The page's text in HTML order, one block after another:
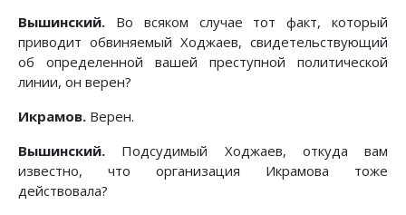
Вышинский. Во всяком случае тот факт, который
приводит обвиняемый Ходжаев, свидетельствующий
об определенной вашей преступной политической
линии, он верен?
Икрамов. Верен.
Вышинский. Подсудимый Ходжаев, откуда вам
известно, что организация Икрамова тоже
действовала?